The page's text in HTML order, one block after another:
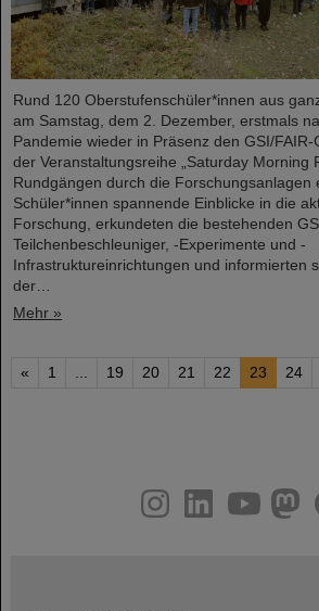
Rund 120 Oberstufenschüler*innen aus
am Samstag, dem 2. Dezember, erstmals
Pandemie wieder in Präsenz den GSI/
der Veranstaltungsreihe „Saturday Morning
Rundgängen durch die Forschungsanlagen
Schüler*innen spannende Einblicke in die
Forschung, erkundeten die bestehenden
Teilchenbeschleuniger, -Experimente und -
Infrastruktureinrichtungen und informierten
der…
Mehr »
« 1 19 20 21 22 23 24
youtube
helmholtz.social
facebook